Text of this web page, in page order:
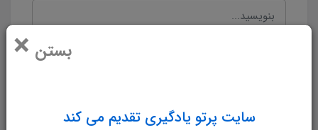
بستن ×
سایت پرتو یادگیری تقدیم می کند